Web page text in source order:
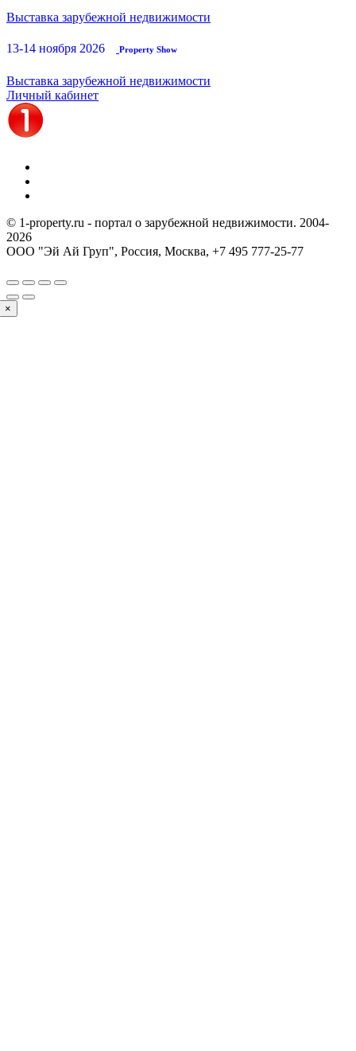
Выставка зарубежной недвижимости
13-14 ноября 2026 Property Show
Выставка зарубежной недвижимости
Личный кабинет
© 1-property.ru - портал о зарубежной недвижимости. 2004-
2026
ООО "Эй Ай Груп", Россия, Москва, +7 495 777-25-77
×